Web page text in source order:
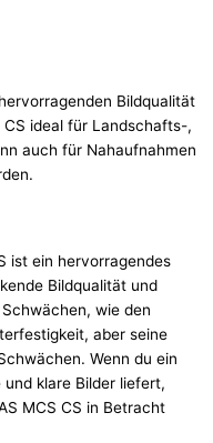
Bildqualität
CS ideal für Landschafts-,
auch für Nahaufnahmen
ist ein hervorragendes
Bildqualität und
wie den
aber seine
Wenn du ein
klare Bilder liefert,
MCS CS in Betracht